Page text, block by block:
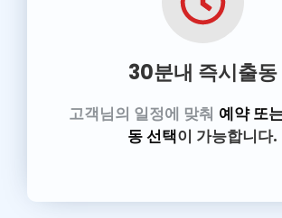
30분내 즉시출동
고객님의 일정에 맞춰 예약 또
동 선택이 가능합니다.